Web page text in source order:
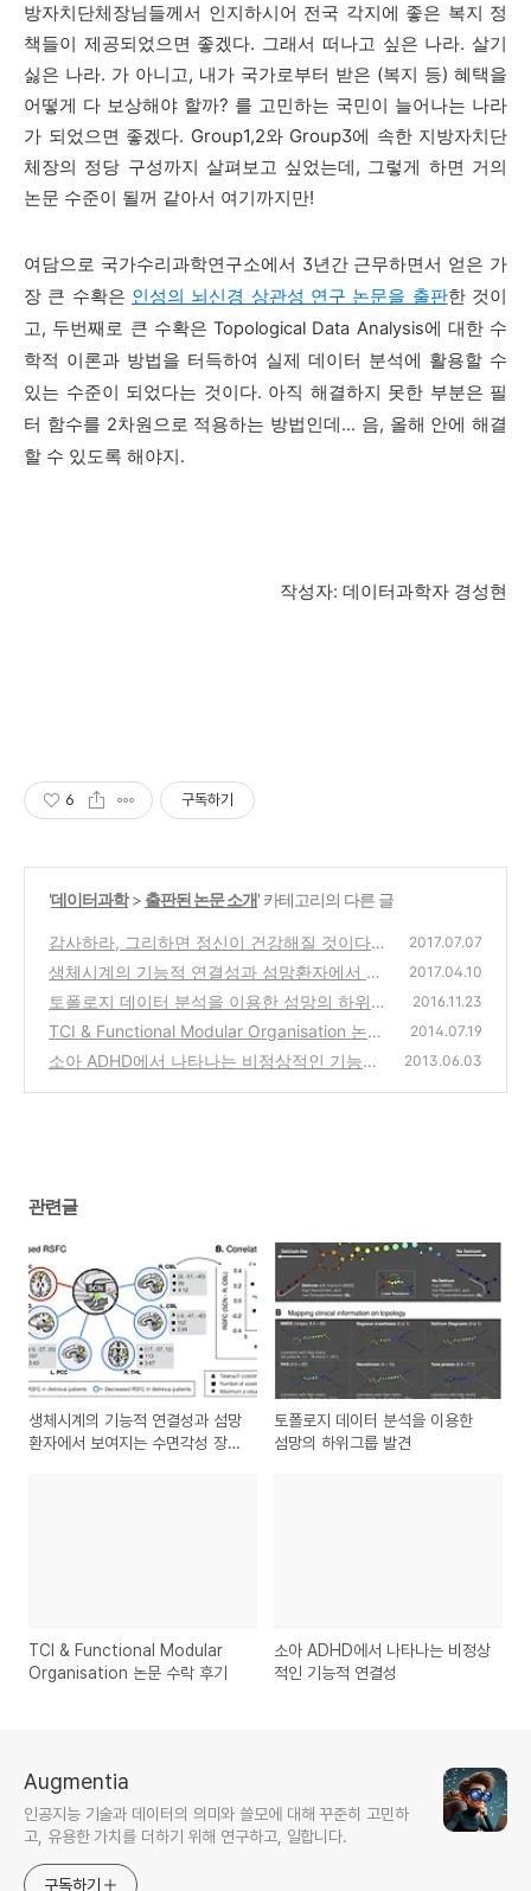
방자치단체장님들께서 인지하시어 전국 각지에 좋은 복지 정
책들이 제공되었으면 좋겠다. 그래서 떠나고 싶은 나라. 살기
싫은 나라. 가 아니고, 내가 국가로부터 받은 (복지 등) 혜택을
어떻게 다 보상해야 할까? 를 고민하는 국민이 늘어나는 나라
가 되었으면 좋겠다. Group1,2와 Group3에 속한 지방자치단
체장의 정당 구성까지 살펴보고 싶었는데, 그렇게 하면 거의
논문 수준이 될꺼 같아서 여기까지만!
여담으로 국가수리과학연구소에서 3년간 근무하면서 얻은 가
장 큰 수확은 인성의 뇌신경 상관성 연구 논문을 출판한 것이
고, 두번째로 큰 수확은 Topological Data Analysis에 대한 수
학적 이론과 방법을 터득하여 실제 데이터 분석에 활용할 수
있는 수준이 되었다는 것이다. 아직 해결하지 못한 부분은 필
터 함수를 2차원으로 적용하는 방법인데... 음, 올해 안에 해결
할 수 있도록 해야지.
작성자: 데이터과학자 경성현
6 구독하기
'데이터과학> 출판된 논문 소개' 카테고리의 다른 글
감사하라, 그리하면 정신이 건강해질 것이다.
(1)
2017.07.07
생체시계의 기능적 연결성과 섬망환자에서 보
여지는 수면각성 장애의 신경 기전에 대한 연
구
(1)
2017.04.10
토폴로지 데이터 분석을 이용한 섬망의 하위그
룹 발견
(1)
2016.11.23
TCI & Functional Modular Organisation 논문
수락 후기
(5)
2014.07.19
소아 ADHD에서 나타나는 비정상적인 기능적
2013.06.03
관련글
생체시계의 기능적 연결성과 섬망
환자에서 보여지는 수면각성 장애
토폴로지 데이터 분석을 이용한
섬망의 하위그룹 발견
TCI & Functional Modular
Organisation 논문 수락 후기
소아 ADHD에서 나타나는 비정상
적인 기능적 연결성
Augmentia
인공지능 기술과 데이터의 의미와 쓸모에 대해 꾸준히 고민하
고, 유용한 가치를 더하기 위해 연구하고, 일합니다.
구독하기